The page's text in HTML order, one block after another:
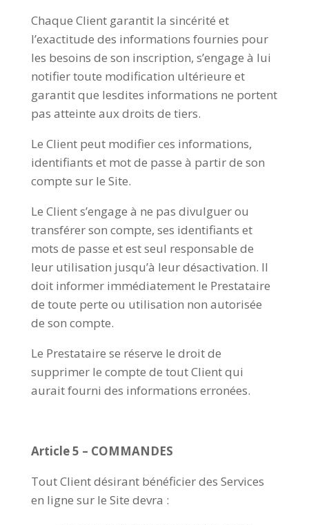
Chaque Client garantit la sincérité et
l’exactitude des informations fournies pour
les besoins de son inscription, s’engage à lui
notifier toute modification ultérieure et
garantit que lesdites informations ne portent
pas atteinte aux droits de tiers.
Le Client peut modifier ces informations,
identifiants et mot de passe à partir de son
compte sur le Site.
Le Client s’engage à ne pas divulguer ou
transférer son compte, ses identifiants et
mots de passe et est seul responsable de
leur utilisation jusqu’à leur désactivation. Il
doit informer immédiatement le Prestataire
de toute perte ou utilisation non autorisée
de son compte.
Le Prestataire se réserve le droit de
supprimer le compte de tout Client qui
aurait fourni des informations erronées.
Article 5 – COMMANDES
Tout Client désirant bénéficier des Services
en ligne sur le Site devra :